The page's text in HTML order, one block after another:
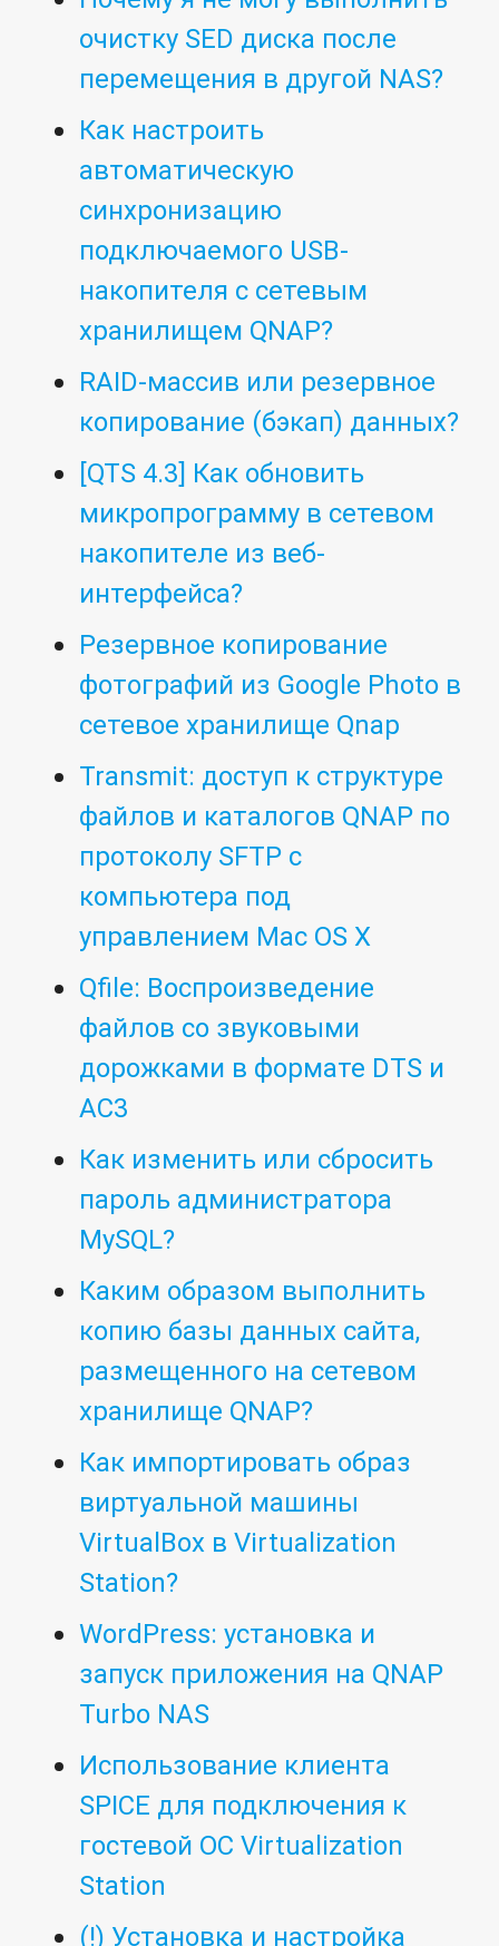
очистку SED диска после
перемещения в другой NAS?
Как настроить
автоматическую
синхронизацию
подключаемого USB-
накопителя с сетевым
хранилищем QNAP?
RAID-массив или резервное
копирование (бэкап) данных?
[QTS 4.3] Как обновить
микропрограмму в сетевом
накопителе из веб-
интерфейса?
Резервное копирование
фотографий из Google Photo в
сетевое хранилище Qnap
Transmit: доступ к структуре
файлов и каталогов QNAP по
протоколу SFTP с
компьютера под
управлением Mac OS X
Qfile: Воспроизведение
файлов со звуковыми
дорожками в формате DTS и
AC3
Как изменить или сбросить
пароль администратора
MySQL?
Каким образом выполнить
копию базы данных сайта,
размещенного на сетевом
хранилище QNAP?
Как импортировать образ
виртуальной машины
VirtualBox в Virtualization
Station?
WordPress: установка и
запуск приложения на QNAP
Turbo NAS
Использование клиента
SPICE для подключения к
гостевой ОС Virtualization
Station
(!) Установка и настройка